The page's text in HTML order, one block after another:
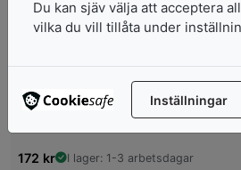
Akrylfärg Amsterdam
(399) Napthol Red Deep
172kr
Akrylfärg Amsterdam
(403) Vandyke Brown
172 kr I lager: 1-3 arbetsdagar
Du kan sjäv välja att acceptera
vilka du vill tillåta under
Inställningar